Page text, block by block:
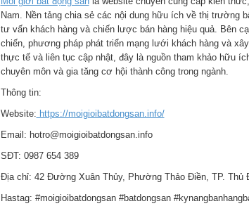
Nam. Nền tảng chia sẻ các nội dung hữu ích về thị trường
tư vấn khách hàng và chiến lược bán hàng hiệu quả. Bên
chiến, phương pháp phát triển mạng lưới khách hàng và
thực tế và liên tục cập nhật, đây là nguồn tham khảo hữu
chuyên môn và gia tăng cơ hội thành công trong ngành.
Thông tin:
Website: https://moigioibatdongsan.info/
Email: hotro@moigioibatdongsan.info
SĐT: 0987 654 389
Địa chỉ: 42 Đường Xuân Thủy, Phường Thảo Điền, TP. Thủ
Hastag: #moigioibatdongsan #batdongsan